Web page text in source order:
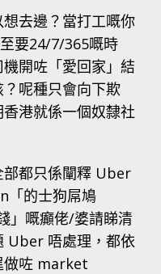
去邊？當打工嘅你
要24/7/365嘅時
開咗「愛回家」結
呢種只會向下欺
港就係一個奴隸社
部都只係闡釋 Uber
「的士狗屌鳩
」嘅癲佬/婆請睇清
Uber 唔處理，都依
做咗 market